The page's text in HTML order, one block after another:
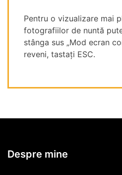
Pentru o vizualizare mai
fotografiilor de nuntă
stânga sus „Mod ecran
reveni, tastați ESC.
Despre mine